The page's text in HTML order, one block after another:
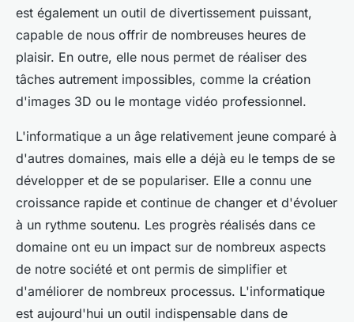
est également un outil de divertissement puissant,
capable de nous offrir de nombreuses heures de
plaisir. En outre, elle nous permet de réaliser des
tâches autrement impossibles, comme la création
d'images 3D ou le montage vidéo professionnel.
L'informatique a un âge relativement jeune comparé à
d'autres domaines, mais elle a déjà eu le temps de se
développer et de se populariser. Elle a connu une
croissance rapide et continue de changer et d'évoluer
à un rythme soutenu. Les progrès réalisés dans ce
domaine ont eu un impact sur de nombreux aspects
de notre société et ont permis de simplifier et
d'améliorer de nombreux processus. L'informatique
est aujourd'hui un outil indispensable dans de